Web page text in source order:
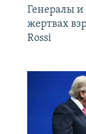
Генералы и
жертвах
Rossi